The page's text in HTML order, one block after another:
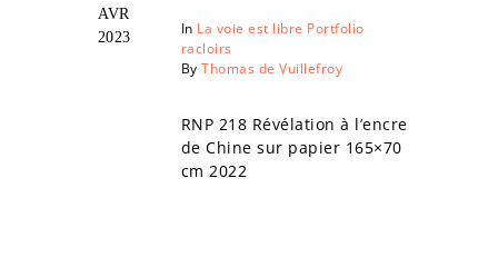
AVR
2023
In La voie est libre Portfolio
racloirs
ByThomas de Vuillefroy
RNP 218 Révélation à l’encre
de Chine sur papier 165×70
cm 2022